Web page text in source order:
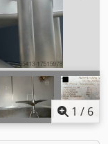
1 / 6